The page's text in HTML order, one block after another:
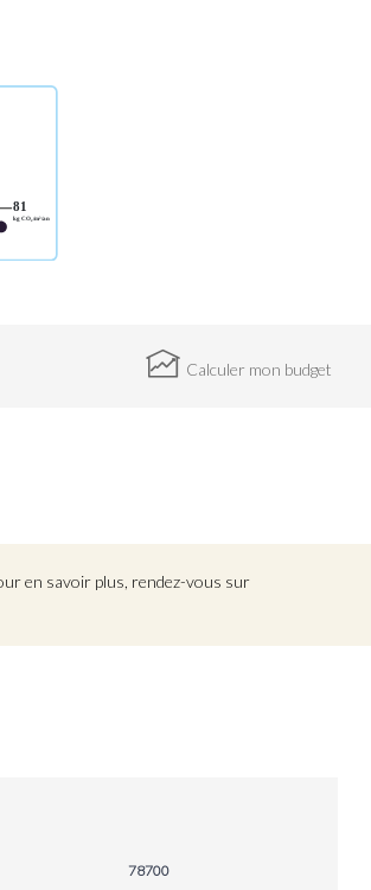
Calculer mon budget
en savoir plus, rendez-vous sur
78700